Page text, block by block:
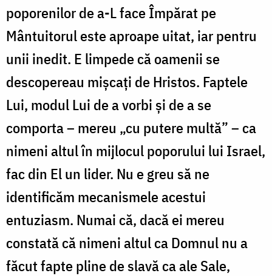
poporenilor de a-L face Împărat pe
Mântuitorul este aproape uitat, iar pentru
unii inedit. E limpede că oamenii se
descopereau mișcați de Hristos. Faptele
Lui, modul Lui de a vorbi și de a se
comporta – mereu „cu putere multă” – ca
nimeni altul în mijlocul poporului lui Israel,
fac din El un lider. Nu e greu să ne
identificăm mecanismele acestui
entuziasm. Numai că, dacă ei mereu
constată că nimeni altul ca Domnul nu a
făcut fapte pline de slavă ca ale Sale,